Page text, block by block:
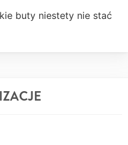
buty niestety nie stać